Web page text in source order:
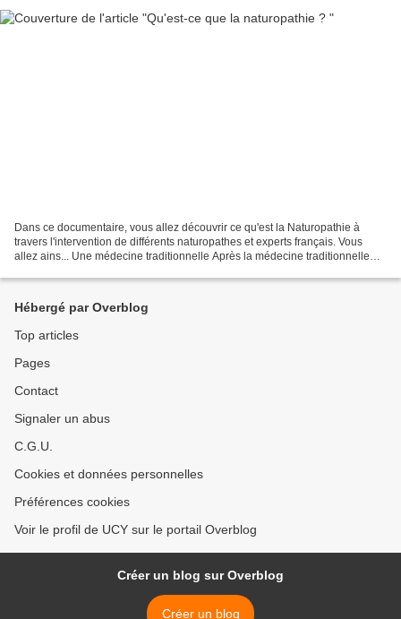
Dans ce documentaire, vous allez découvrir ce qu'est la Naturopathie à
travers l'intervention de différents naturopathes et experts français. Vous
allez ains... Une médecine traditionnelle Après la médecine traditionnelle
Hébergé par Overblog
Top articles
Pages
Contact
Signaler un abus
C.G.U.
Cookies et données personnelles
Préférences cookies
Voir le profil de UCY sur le portail Overblog
Créer un blog sur Overblog
Créer un blog